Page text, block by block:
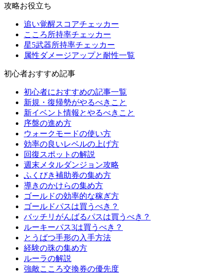
攻略お役立ち
追い覚醒スコアチェッカー
こころ所持率チェッカー
星5武器所持率チェッカー
属性ダメージアップと耐性一覧
初心者おすすめ記事
初心者におすすめの記事一覧
新規・復帰勢がやるべきこと
新イベント情報とやるべきこと
序盤の進め方
ウォークモードの使い方
効率の良いレベルの上げ方
回復スポットの解説
週末メタルダンジョン攻略
ふくびき補助券の集め方
導きのかけらの集め方
ゴールドの効率的な稼ぎ方
ゴールドパスは買うべき？
バッチリがんばるパスは買うべき？
ルーキーパス3は買うべき？
とうばつ手形の入手方法
経験の珠の集め方
ルーラの解説
強敵こころ交換券の優先度